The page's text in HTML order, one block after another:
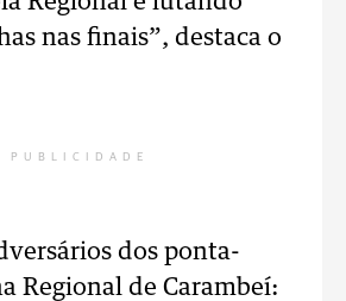
nas finais”, destaca o
PUBLICIDADE
dos ponta-
Regional de Carambeí: